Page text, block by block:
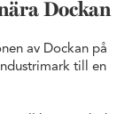
Dockan
av Dockan på
till en